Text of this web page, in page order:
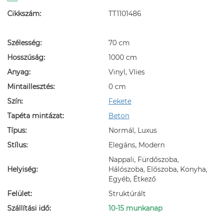
Cikkszám: TT1101486
Szélesség:
70 cm
Hosszúság:
1000 cm
Anyag:
Vinyl, Vlies
Mintaillesztés:
0 cm
Szín:
Fekete
Tapéta mintázat:
Beton
Típus:
Normál, Luxus
Stílus:
Elegáns, Modern
Helyiség:
Nappali, Fürdőszoba,
Hálószoba, Előszoba, Konyha,
Egyéb, Étkező
Felület:
Struktúrált
Szállítási idő:
10-15 munkanap